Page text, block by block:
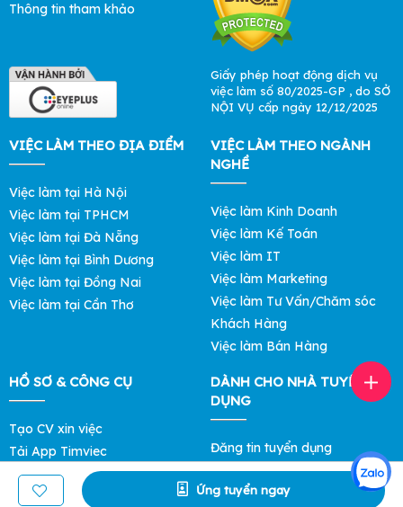
Ứng tuyển ngay
Thông tin tham khảo
Giấy phép hoạt động dịch vụ
việc làm số 80/2025-GP , do SỞ
NỘI VỤ cấp ngày 12/12/2025
VIỆC LÀM THEO ĐỊA ĐIỂM
Việc làm tại Hà Nội
Việc làm tại TPHCM
Việc làm tại Đà Nẵng
Việc làm tại Bình Dương
Việc làm tại Đồng Nai
Việc làm tại Cần Thơ
VIỆC LÀM THEO NGÀNH
NGHỀ
Việc làm Kinh Doanh
Việc làm Kế Toán
Việc làm IT
Việc làm Marketing
Việc làm Tư Vấn/Chăm sóc
Khách Hàng
Việc làm Bán Hàng
HỒ SƠ & CÔNG CỤ
Tạo CV xin việc
Tải App Timviec
Khám phá Mức Lương
DÀNH CHO NHÀ TUYỂN
DỤNG
Đăng tin tuyển dụng
Tìm ứng viên
Bảng giá Lọc Hồ Sơ